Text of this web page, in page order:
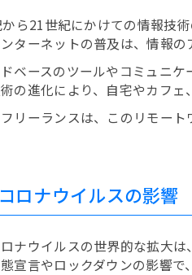
ら21世紀にかけての情報技
ターネットの普及は、情報
ベースのツールやコミュニ
の進化により、自宅やカフ
リーランスは、このリモー
ロナウイルスの影響
ナウイルスの世界的な拡大
宣言やロックダウンの影響で